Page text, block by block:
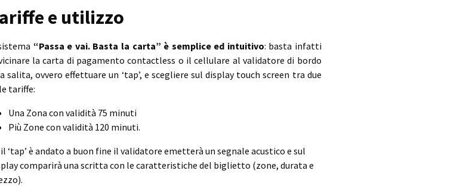
e utilizzo
“Passa e vai. Basta la carta” è semplice ed intuitivo: basta infatti
la carta di pagamento contactless o il cellulare al validatore di bordo
salita, ovvero effettuare un ‘tap’, e scegliere sul display touch screen tra due
tariffe:
Una Zona con validità 75 minuti
Più Zone con validità 120 minuti.
il ‘tap’ è andato a buon fine il validatore emetterà un segnale acustico e sul
comparirà una scritta con le caratteristiche del biglietto (zone, durata e